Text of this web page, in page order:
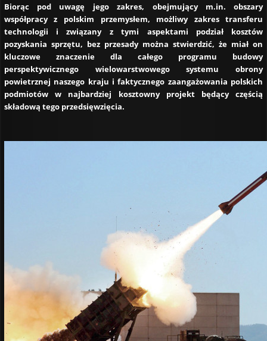
Biorąc pod uwagę jego zakres, obejmujący m.in. obszary
współpracy z polskim przemysłem, możliwy zakres transferu
technologii i związany z tymi aspektami podział kosztów
pozyskania sprzętu, bez przesady można stwierdzić, że miał on
kluczowe znaczenie dla całego programu budowy
perspektywicznego wielowarstwowego systemu obrony
powietrznej naszego kraju i faktycznego zaangażowania polskich
podmiotów w najbardziej kosztowny projekt będący częścią
składową tego przedsięwzięcia.